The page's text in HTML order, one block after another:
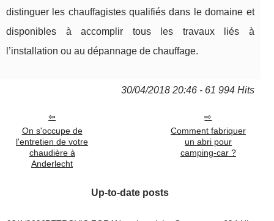
distinguer les chauffagistes qualifiés dans le domaine et
disponibles à accomplir tous les travaux liés à
l’installation ou au dépannage de chauffage.
30/04/2018 20:46 - 61 994 Hits
On s'occupe de
l'entretien de votre
chaudière à
Anderlecht
Comment fabriquer
un abri pour
camping-car ?
Up-to-date posts